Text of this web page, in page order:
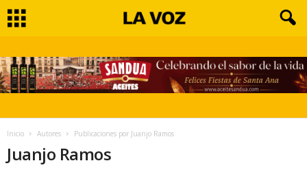
Inicio Autores Publicaciones por Juanjo Ramos
Juanjo Ramos